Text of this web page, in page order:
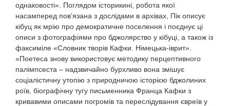
однаковості». Поглядом історикині, робота якої
насамперед пов’язана з дослідами в архівах, Пік описує
кібуц як мрію про демократичне поселення і поєднує ці
описи з фотографіями про бджолярство у кібуці, а також із
факсиміле «Словник творів Кафки. Німецька-іврит».
«Поетеса знову використовує методику перцептивного
палімпсеста – надзвичайно бурхливо вона змішує
соціалістичну утопію з природничою історією бджолиних
роїв, біографічну тугу письменника Франца Кафки з
кривавими описами погромів та переслідування євреїв у